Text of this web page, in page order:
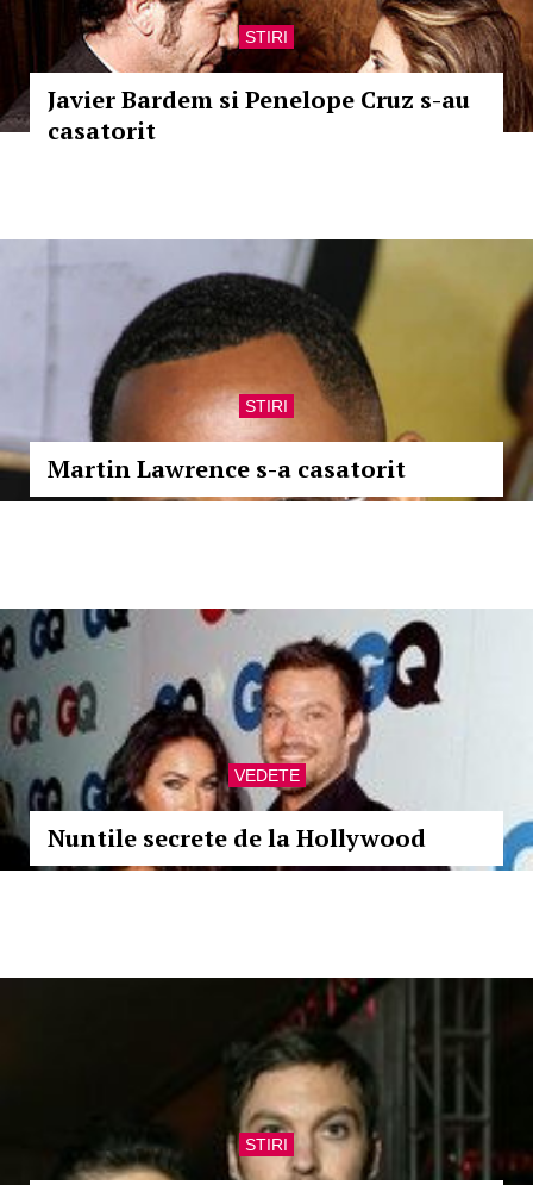
STIRI
Javier Bardem si Penelope Cruz s-au
casatorit
STIRI
Martin Lawrence s-a casatorit
VEDETE
Nuntile secrete de la Hollywood
STIRI